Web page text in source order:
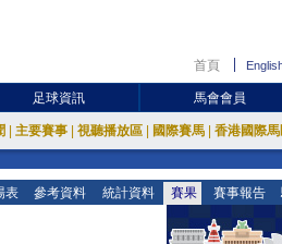
首頁
足球資訊 馬會會員
主要賽事 視聽播放區 國際賽馬 香港國際
表 參考資料 統計資料 賽果 賽事報告